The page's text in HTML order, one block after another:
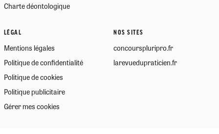
Charte déontologique
LÉGAL
Mentions légales
Politique de confidentialité
Politique de cookies
Politique publicitaire
Gérer mes cookies
NOS SITES
concourspluripro.fr
larevuedupraticien.fr